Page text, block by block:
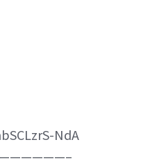
NdA